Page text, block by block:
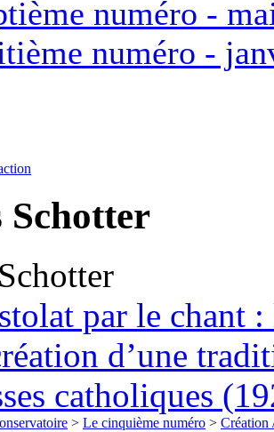
numéro -
numéro -
Schotter
Schotter
par le chant
d’une
catholiques
> Le cinquième numéro > Création